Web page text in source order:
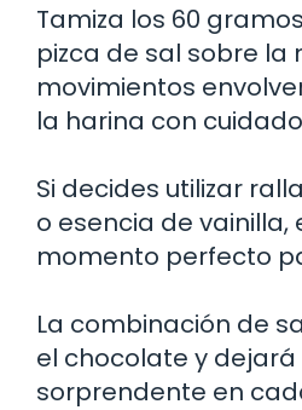
Tamiza los 60
pizca de sal sobre la
movimientos
la harina con
Si decides utilizar
o esencia de vainilla,
momento perfecto
La combinación de
el chocolate y
sorprendente en